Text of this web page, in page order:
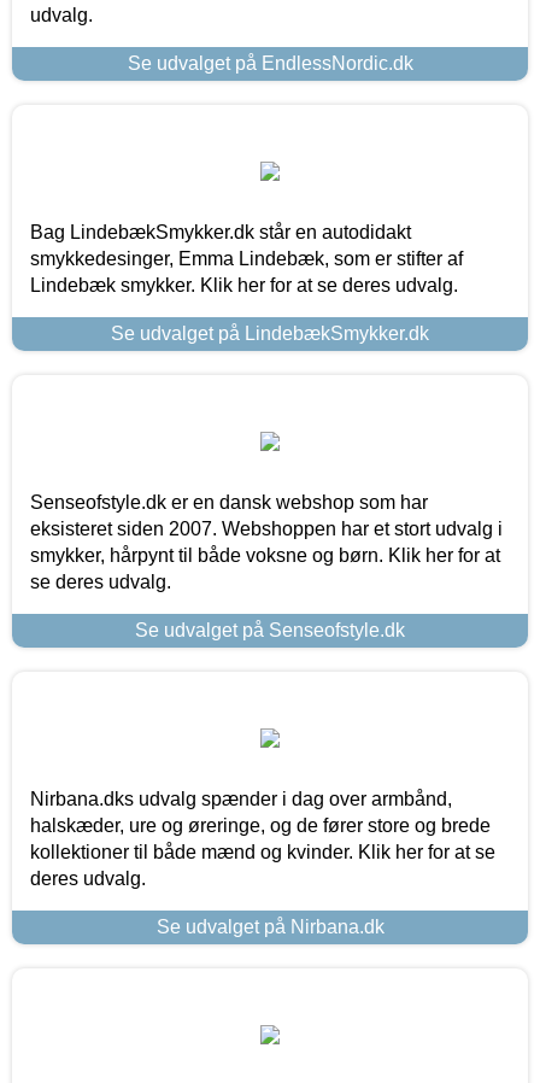
udvalg.
Se udvalget på EndlessNordic.dk
Bag LindebækSmykker.dk står en autodidakt
smykkedesinger, Emma Lindebæk, som er stifter af
Lindebæk smykker. Klik her for at se deres udvalg.
Se udvalget på LindebækSmykker.dk
Senseofstyle.dk er en dansk webshop som har
eksisteret siden 2007. Webshoppen har et stort udvalg i
smykker, hårpynt til både voksne og børn. Klik her for at
se deres udvalg.
Se udvalget på Senseofstyle.dk
Nirbana.dks udvalg spænder i dag over armbånd,
halskæder, ure og øreringe, og de fører store og brede
kollektioner til både mænd og kvinder. Klik her for at se
deres udvalg.
Se udvalget på Nirbana.dk